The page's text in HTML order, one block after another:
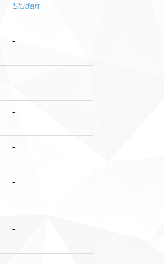
Studart
-
-
-
-
-
-